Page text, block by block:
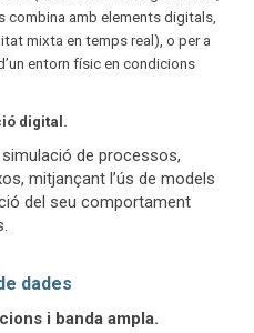
combina amb elements digitals,
mixta en temps real), o per a
entorn físic en condicions
digital.
de processos,
mitjançant l’ús de models
del seu comportament
dades
i banda ampla.